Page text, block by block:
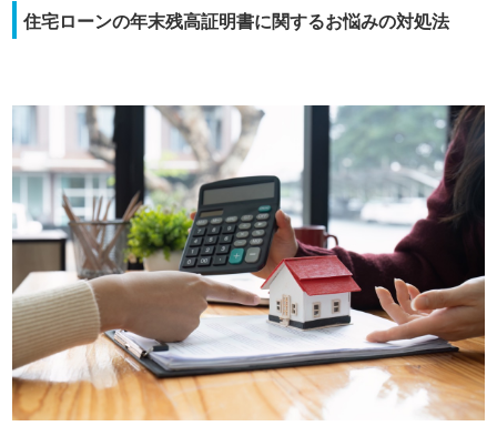
住宅ローンの年末残高証明書に関するお悩みの対処法